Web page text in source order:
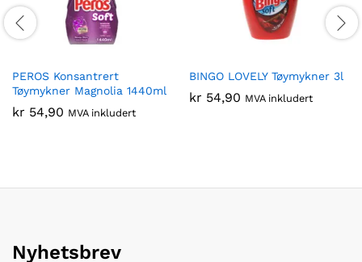
PEROS Konsantrert
Tøymykner Magnolia 1440ml
kr 54,90 MVA inkludert
BINGO LOVELY Tøymykner 3l
kr 54,90 MVA inkludert
Nyhetsbrev